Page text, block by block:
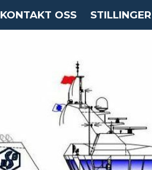
KONTAKT OSS STILLINGER